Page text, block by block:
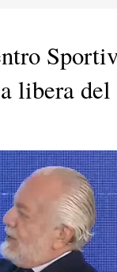
libera del